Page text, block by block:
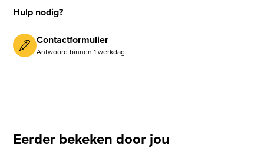
Hulp nodig?
Contactformulier
Antwoord binnen 1 werkdag
Eerder bekeken door jou